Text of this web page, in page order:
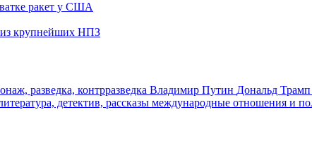
ракет у США
из крупнейших НПЗ
разведка, контрразведка Владимир Путин Дональд Трамп
детектив, рассказы международные отношения и